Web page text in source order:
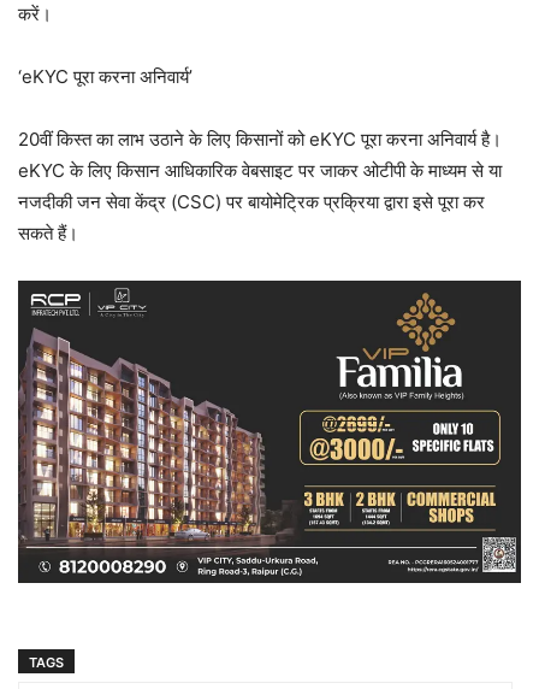
करें।
‘eKYC पूरा करना अनिवार्य’
20वीं किस्त का लाभ उठाने के लिए किसानों को eKYC पूरा करना अनिवार्य है।
eKYC के लिए किसान आधिकारिक वेबसाइट पर जाकर ओटीपी के माध्यम से या
नजदीकी जन सेवा केंद्र (CSC) पर बायोमेट्रिक प्रक्रिया द्वारा इसे पूरा कर
सकते हैं।
TAGS